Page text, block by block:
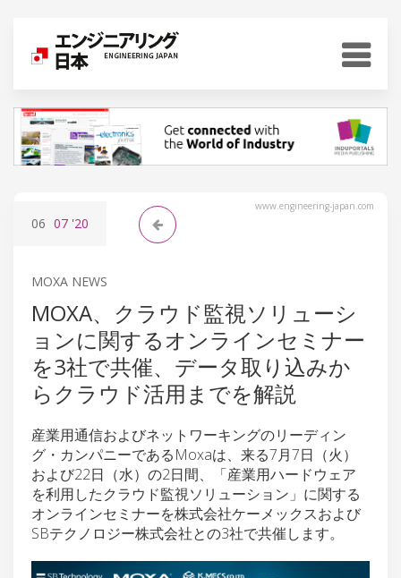
www.engineering-japan.com
06 07 '20
MOXA NEWS
MOXA、クラウド監視ソリューシ
ョンに関するオンラインセミナー
を3社で共催、データ取り込みか
らクラウド活用までを解説
産業用通信およびネットワーキングのリーディン
グ・カンパニーであるMoxaは、来る7月7日（火）
および22日（水）の2日間、「産業用ハードウェア
を利用したクラウド監視ソリューション」に関する
オンラインセミナーを株式会社ケーメックスおよび
SBテクノロジー株式会社との3社で共催します。